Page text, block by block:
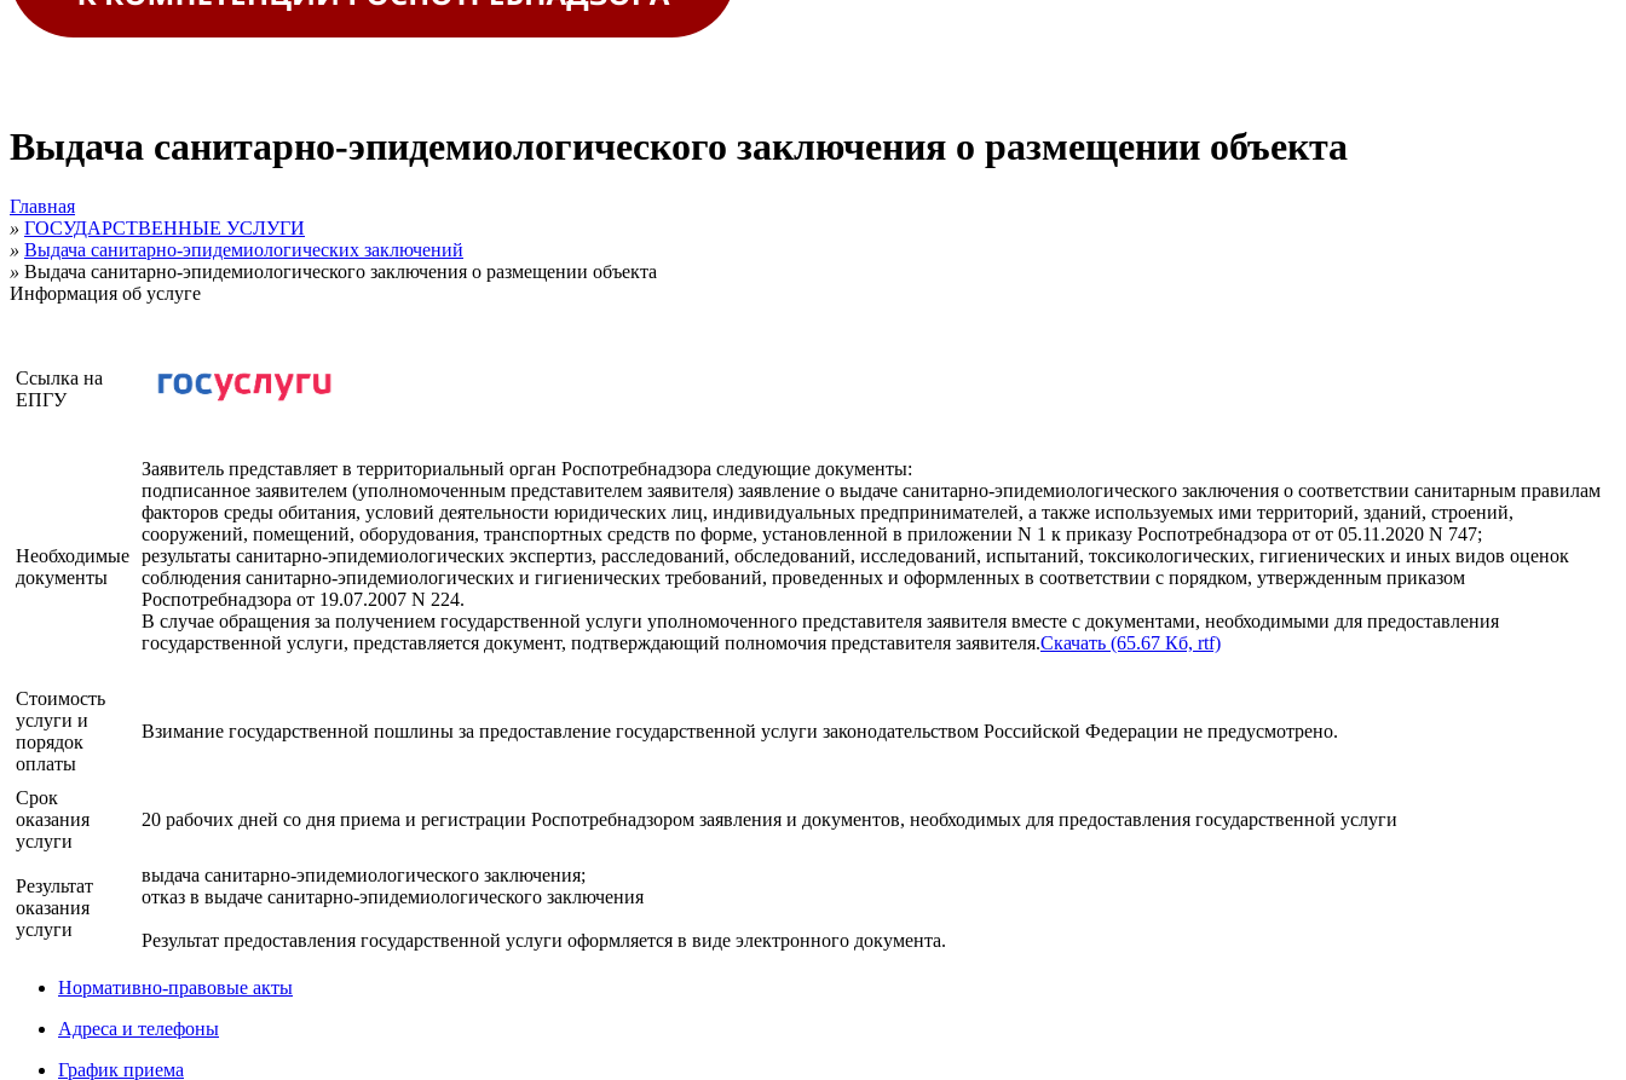
Выдача санитарно-эпидемиологического заключения о размещении объекта
Главная
» ГОСУДАРСТВЕННЫЕ УСЛУГИ
» Выдача санитарно-эпидемиологических заключений
» Выдача санитарно-эпидемиологического заключения о размещении объекта
Информация об услуге
Ссылка на
ЕПГУ
Необходимые
документы
Заявитель представляет в территориальный орган Роспотребнадзора следующие документы:
подписанное заявителем (уполномоченным представителем заявителя) заявление о выдаче санитарно-эпидемиологического заключения о соответствии санитарным правилам
факторов среды обитания, условий деятельности юридических лиц, индивидуальных предпринимателей, а также используемых ими территорий, зданий, строений,
сооружений, помещений, оборудования, транспортных средств по форме, установленной в приложении N 1 к приказу Роспотребнадзора от от 05.11.2020 N 747;
результаты санитарно-эпидемиологических экспертиз, расследований, обследований, исследований, испытаний, токсикологических, гигиенических и иных видов оценок
соблюдения санитарно-эпидемиологических и гигиенических требований, проведенных и оформленных в соответствии с порядком, утвержденным приказом
Роспотребнадзора от 19.07.2007 N 224.
В случае обращения за получением государственной услуги уполномоченного представителя заявителя вместе с документами, необходимыми для предоставления
государственной услуги, представляется документ, подтверждающий полномочия представителя заявителя.Скачать (65.67 Кб, rtf)
Стоимость
услуги и
порядок
оплаты
Взимание государственной пошлины за предоставление государственной услуги законодательством Российской Федерации не предусмотрено.
Cрок
оказания
услуги
20 рабочих дней со дня приема и регистрации Роспотребнадзором заявления и документов, необходимых для предоставления государственной услуги
Результат
оказания
услуги
выдача санитарно-эпидемиологического заключения;
отказ в выдаче санитарно-эпидемиологического заключения
Результат предоставления государственной услуги оформляется в виде электронного документа.
Нормативно-правовые акты
Адреса и телефоны
График приема